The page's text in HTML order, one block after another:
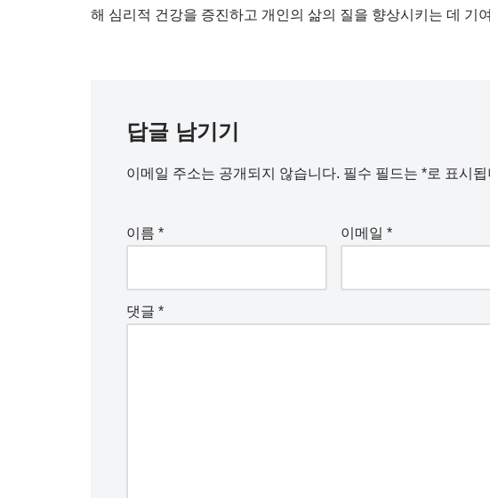
해 심리적 건강을 증진하고 개인의 삶의 질을 향상시키는 데 기
답글 남기기
이메일 주소는 공개되지 않습니다. 필수 필드는 *로 표시
이름 * 이메일*
댓글 *